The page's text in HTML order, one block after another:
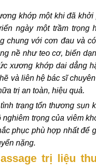
khớp một khi đã khởi
ngày một trầm trọng
chung với cơn đau và
nề như teo cơ, biến
xương khớp dai dẳng
và liên hệ bác sĩ
trị an toàn, hiệu quả.
trạng tổn thương sụn
nghiêm trọng của viêm
phục phù hợp nhất để
nặng.
trị liệu